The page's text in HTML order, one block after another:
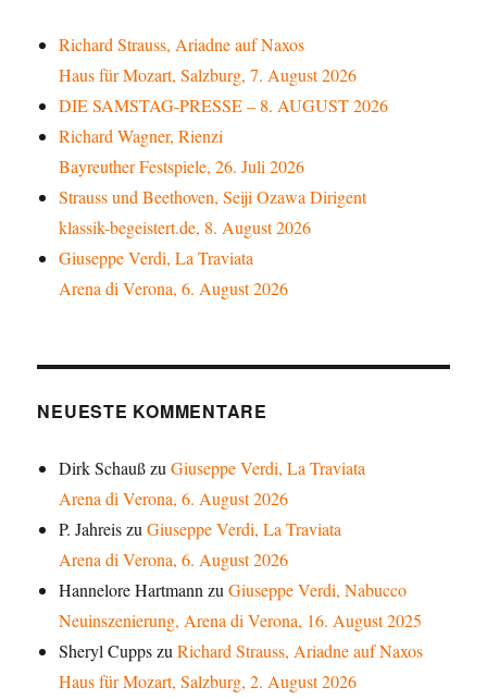
Richard Strauss, Ariadne auf Naxos
Haus für Mozart, Salzburg, 7. August 2026
DIE SAMSTAG-PRESSE – 8. AUGUST 2026
Richard Wagner, Rienzi
Bayreuther Festspiele, 26. Juli 2026
Strauss und Beethoven, Seiji Ozawa Dirigent
klassik-begeistert.de, 8. August 2026
Giuseppe Verdi, La Traviata
Arena di Verona, 6. August 2026
NEUESTE KOMMENTARE
Dirk SchaußzuGiuseppe Verdi, La Traviata
Arena di Verona, 6. August 2026
P. JahreiszuGiuseppe Verdi, La Traviata
Arena di Verona, 6. August 2026
Hannelore HartmannzuGiuseppe Verdi, Nabucco
Neuinszenierung, Arena di Verona, 16. August 2025
Sheryl CuppszuRichard Strauss, Ariadne auf Naxos
Haus für Mozart, Salzburg, 2. August 2026